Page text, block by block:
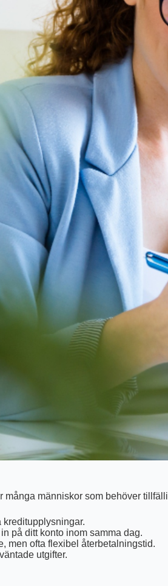
människor som behöver
på ditt konto inom samma dag.
men ofta flexibel återbetalningstid.
utgifter.